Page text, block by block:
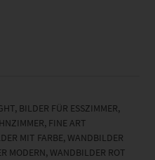
, BILDER FÜR ESSZIMMER,
, FINE ART
MIT FARBE , WANDBILDER
MODERN, WANDBILDER ROT